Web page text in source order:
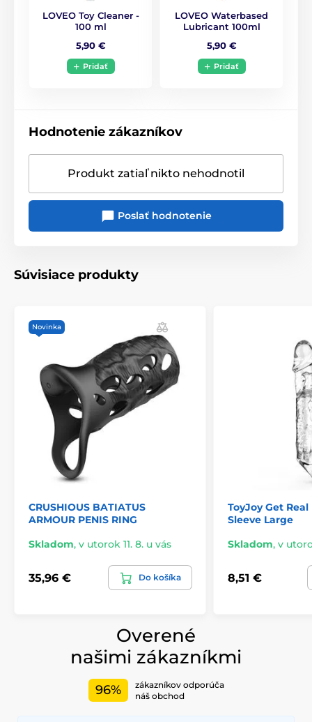
LOVEO Toy Cleaner -
100 ml
5,90 €
Pridať
LOVEO Waterbased
Lubricant 100ml
5,90 €
Pridať
Hodnotenie zákazníkov
Produkt zatiaľ nikto nehodnotil
Poslať hodnotenie
Súvisiace produkty
Novinka
CRUSHIOUS BATIATUS
ARMOUR PENIS RING
Skladom, v utorok 11. 8. u vás
35,96 € Do košíka
ToyJoy Get
Sleeve Large
Skladom, v
8,51 €
Overené
našimi zákazníkmi
96%
zákazníkov odporúča
náš obchod